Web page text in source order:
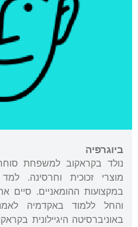
ביוגרפיה
נולד בקראקוב למשפחת
מוצרי זכוכית וחרסינה.
והחל ללמוד באקדמיה
באוניברסיטה היגיילונית